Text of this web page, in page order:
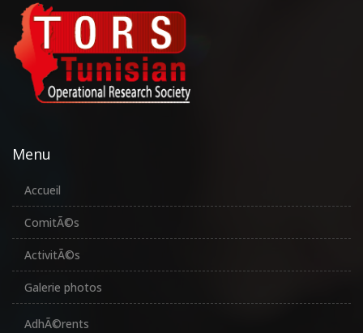
Menu
Accueil
ComitÃ©s
ActivitÃ©s
Galerie photos
AdhÃ©rents